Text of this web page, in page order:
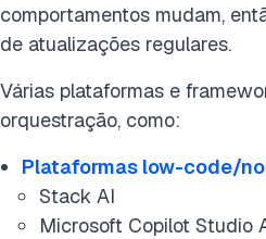
comportamentos mudam,
de atualizações regulares.
Várias plataformas e
orquestração, como:
Plataformas low-code/
Stack AI
Microsoft Copilot Studio